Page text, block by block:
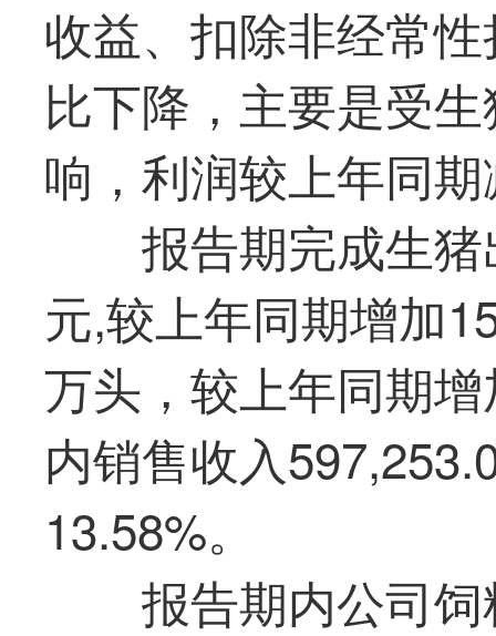
收益、扣除非经常
比下降，主要是受
响，利润较上年同
报告期完成生
元,较上年同期增加
万头，较上年同期
内销售收入
13.58%。
报告期内公司